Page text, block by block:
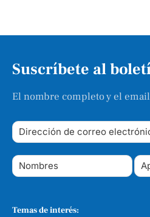
Suscríbete al
El nombre completo y el
Temas de interés: